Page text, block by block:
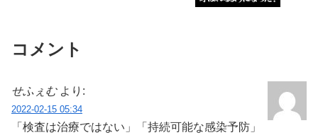
コメント
せふぇむ より:
2022-02-15 05:34
「検査は治療ではない」「持続可能な感染予防」